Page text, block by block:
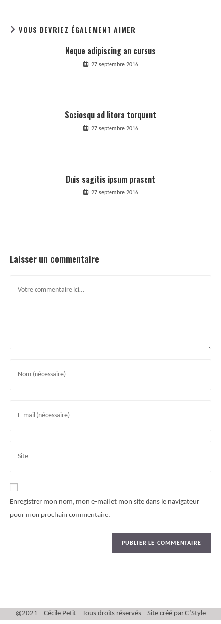
VOUS DEVRIEZ ÉGALEMENT AIMER
Neque adipiscing an cursus
27 septembre 2016
Sociosqu ad litora torquent
27 septembre 2016
Duis sagitis ipsum prasent
27 septembre 2016
Laisser un commentaire
Enregistrer mon nom, mon e-mail et mon site dans le navigateur
pour mon prochain commentaire.
@2021 – Cécile Petit – Tous droits réservés – Site créé par C’Style